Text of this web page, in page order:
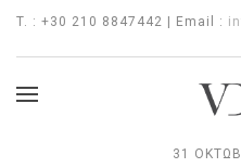
T. : +30 210 8847442 | Email :
31